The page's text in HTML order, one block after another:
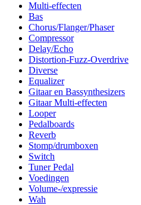
Multi-effecten
Bas
Chorus/Flanger/Phaser
Compressor
Delay/Echo
Distortion-Fuzz-Overdrive
Diverse
Equalizer
Gitaar en Bassynthesizers
Gitaar Multi-effecten
Looper
Pedalboards
Reverb
Stomp/drumboxen
Switch
Tuner Pedal
Voedingen
Volume-/expressie
Wah